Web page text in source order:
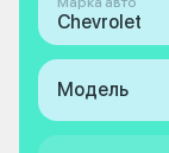
Chevrolet
Модель